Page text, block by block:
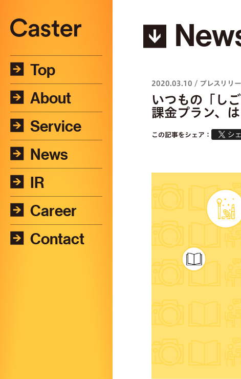
Top
About
Service
News
IR
Career
Contact
2020.03.10 / プレスリリ
いつもの「し
課金プラン、は
この記事をシェア：